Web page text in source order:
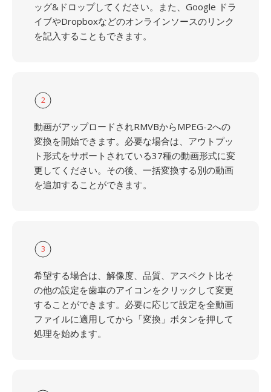
ッグ&ドロップしてください。また、Google ドラ
イブやDropboxなどのオンラインソースのリンク
を記入することもできます。
2
動画がアップロードされRMVBからMPEG-2への
変換を開始できます。必要な場合は、アウトプッ
ト形式をサポートされている37種の動画形式に変
更してください。その後、一括変換する別の動画
を追加することができます。
3
希望する場合は、解像度、品質、アスペクト比そ
の他の設定を歯車のアイコンをクリックして変更
することができます。必要に応じて設定を全動画
ファイルに適用してから「変換」ボタンを押して
処理を始めます。